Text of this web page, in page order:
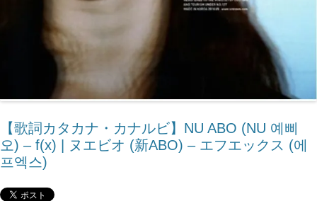
【歌詞カタカナ・カナルビ】NU ABO (NU 예삐
오) – ​f(x) | ヌエビオ (新ABO) – エフエックス (에
프엑스)